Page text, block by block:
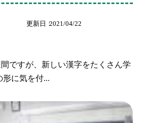
更新日 2021/04/22
ですが、新しい漢字をたくさん学
形に気を付...